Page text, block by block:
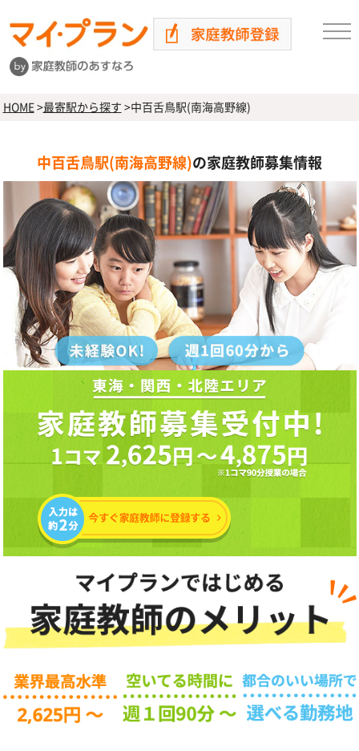
HOME>最寄駅から探す >中百舌鳥駅(南海高野線)
中百舌鳥駅(南海高野線)の家庭教師募集情報